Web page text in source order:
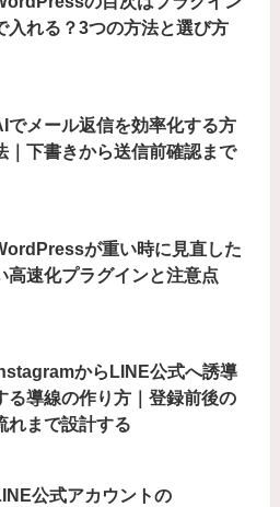
入れる？3つの方法と選び方
でメール返信を効率化する方
｜下書きから送信前確認まで
が重い時に見直した
高速化プラグインと注意点
からLINE公式へ誘導
る導線の作り方｜登録前後の
れまで設計する
公式アカウントの